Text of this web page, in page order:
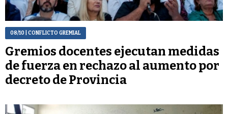
08/10 | CONFLICTO GREMIAL
Gremios docentes ejecutan medidas
de fuerza en rechazo al aumento por
decreto de Provincia